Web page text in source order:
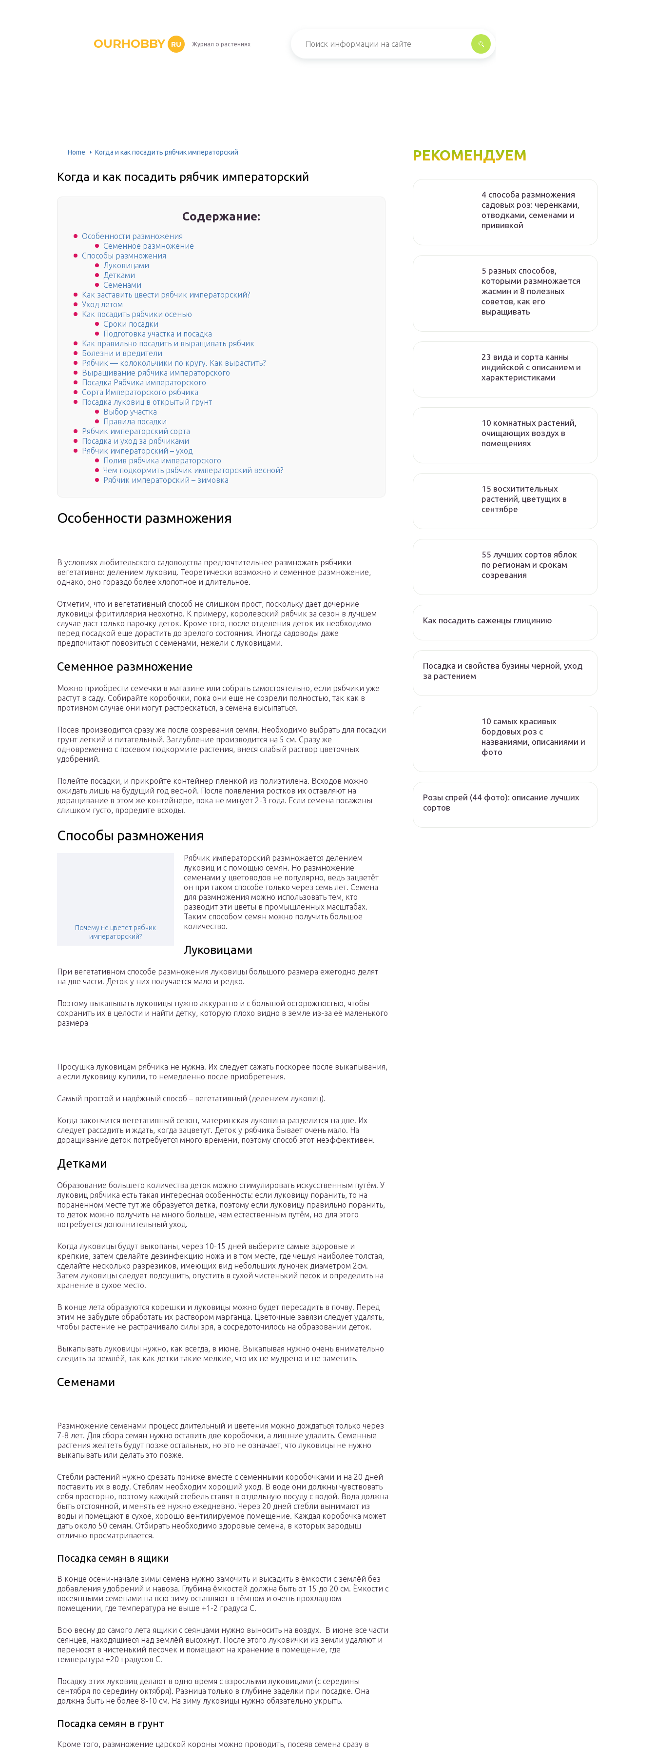
OURHOBBY RU Журнал о растениях
Home Когда и как посадить рябчик императорский
Когда и как посадить рябчик императорский
Содержание:
Особенности размножения
Семенное размножение
Способы размножения
Луковицами
Детками
Семенами
Как заставить цвести рябчик императорский?
Уход летом
Как посадить рябчики осенью
Сроки посадки
Подготовка участка и посадка
Как правильно посадить и выращивать рябчик
Болезни и вредители
Рябчик — колокольчики по кругу. Как вырастить?
Выращивание рябчика императорского
Посадка Рябчика императорского
Сорта Императорского рябчика
Посадка луковиц в открытый грунт
Выбор участка
Правила посадки
Рябчик императорский сорта
Посадка и уход за рябчиками
Рябчик императорский – уход
Полив рябчика императорского
Чем подкормить рябчик императорский весной?
Рябчик императорский – зимовка
Особенности размножения
В условиях любительского садоводства предпочтительнее размножать рябчики
вегетативно: делением луковиц. Теоретически возможно и семенное размножение,
однако, оно гораздо более хлопотное и длительное.
Отметим, что и вегетативный способ не слишком прост, поскольку дает дочерние
луковицы фритиллярия неохотно. К примеру, королевский рябчик за сезон в лучшем
случае даст только парочку деток. Кроме того, после отделения деток их необходимо
перед посадкой еще дорастить до зрелого состояния. Иногда садоводы даже
предпочитают повозиться с семенами, нежели с луковицами.
Семенное размножение
Можно приобрести семечки в магазине или собрать самостоятельно, если рябчики уже
растут в саду. Собирайте коробочки, пока они еще не созрели полностью, так как в
противном случае они могут растрескаться, а семена высыпаться.
Посев производится сразу же после созревания семян. Необходимо выбрать для посадки
грунт легкий и питательный. Заглубление производится на 5 см. Сразу же
одновременно с посевом подкормите растения, внеся слабый раствор цветочных
удобрений.
Полейте посадки, и прикройте контейнер пленкой из полиэтилена. Всходов можно
ожидать лишь на будущий год весной. После появления ростков их оставляют на
доращивание в этом же контейнере, пока не минует 2-3 года. Если семена посажены
слишком густо, проредите всходы.
Способы размножения
Почему не цветет рябчик
императорский?
Рябчик императорский размножается делением
луковиц и с помощью семян. Но размножение
семенами у цветоводов не популярно, ведь зацветёт
он при таком способе только через семь лет. Семена
для размножения можно использовать тем, кто
разводит эти цветы в промышленных масштабах.
Таким способом семян можно получить большое
количество.
Луковицами
При вегетативном способе размножения луковицы большого размера ежегодно делят
на две части. Деток у них получается мало и редко.
Поэтому выкапывать луковицы нужно аккуратно и с большой осторожностью, чтобы
сохранить их в целости и найти детку, которую плохо видно в земле из-за её маленького
размера
Просушка луковицам рябчика не нужна. Их следует сажать поскорее после выкапывания,
а если луковицу купили, то немедленно после приобретения.
Самый простой и надёжный способ – вегетативный (делением луковиц).
Когда закончится вегетативный сезон, материнская луковица разделится на две. Их
следует рассадить и ждать, когда зацветут. Деток у рябчика бывает очень мало. На
доращивание деток потребуется много времени, поэтому способ этот неэффективен.
Детками
Образование большего количества деток можно стимулировать искусственным путём. У
луковиц рябчика есть такая интересная особенность: если луковицу поранить, то на
пораненном месте тут же образуется детка, поэтому если луковицу правильно поранить,
то деток можно получить на много больше, чем естественным путём, но для этого
потребуется дополнительный уход.
Когда луковицы будут выкопаны, через 10-15 дней выберите самые здоровые и
крепкие, затем сделайте дезинфекцию ножа и в том месте, где чешуя наиболее толстая,
сделайте несколько разрезиков, имеющих вид небольших луночек диаметром 2см.
Затем луковицы следует подсушить, опустить в сухой чистенький песок и определить на
хранение в сухое место.
В конце лета образуются корешки и луковицы можно будет пересадить в почву. Перед
этим не забудьте обработать их раствором марганца. Цветочные завязи следует удалять,
чтобы растение не растрачивало силы зря, а сосредоточилось на образовании деток.
Выкапывать луковицы нужно, как всегда, в июне. Выкапывая нужно очень внимательно
следить за землёй, так как детки такие мелкие, что их не мудрено и не заметить.
Семенами
Размножение семенами процесс длительный и цветения можно дождаться только через
7-8 лет. Для сбора семян нужно оставить две коробочки, а лишние удалить. Семенные
растения желтеть будут позже остальных, но это не означает, что луковицы не нужно
выкапывать или делать это позже.
Стебли растений нужно срезать пониже вместе с семенными коробочками и на 20 дней
поставить их в воду. Стеблям необходим хороший уход. В воде они должны чувствовать
себя просторно, поэтому каждый стебель ставят в отдельную посуду с водой. Вода должна
быть отстоянной, и менять её нужно ежедневно. Через 20 дней стебли вынимают из
воды и помещают в сухое, хорошо вентилируемое помещение. Каждая коробочка может
дать около 50 семян. Отбирать необходимо здоровые семена, в которых зародыш
отлично просматривается.
Посадка семян в ящики
В конце осени-начале зимы семена нужно замочить и высадить в ёмкости с землёй без
добавления удобрений и навоза. Глубина ёмкостей должна быть от 15 до 20 см. Ёмкости с
посеянными семенами на всю зиму оставляют в тёмном и очень прохладном
помещении, где температура не выше +1-2 градуса С.
Всю весну до самого лета ящики с сеянцами нужно выносить на воздух. В июне все части
сеянцев, находящиеся над землёй высохнут. После этого луковички из земли удаляют и
переносят в чистенький песочек и помещают на хранение в помещение, где
температура +20 градусов С.
Посадку этих луковиц делают в одно время с взрослыми луковицами (с середины
сентября по середину октября). Разница только в глубине заделки при посадке. Она
должна быть не более 8-10 см. На зиму луковицы нужно обязательно укрыть.
Посадка семян в грунт
Кроме того, размножение царской короны можно проводить, посеяв семена сразу в
РЕКОМЕНДУЕМ
4 способа размножения
садовых роз: черенками,
отводками, семенами и
прививкой
5 разных способов,
которыми размножается
жасмин и 8 полезных
советов, как его
выращивать
23 вида и сорта канны
индийской с описанием и
характеристиками
10 комнатных растений,
очищающих воздух в
помещениях
15 восхитительных
растений, цветущих в
сентябре
55 лучших сортов яблок
по регионам и срокам
созревания
Как посадить саженцы глицинию
Посадка и свойства бузины черной, уход
за растением
10 самых красивых
бордовых роз с
названиями, описаниями и
фото
Розы спрей (44 фото): описание лучших
сортов